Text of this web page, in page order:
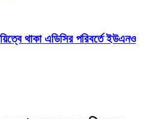
থাকা এডিসির পরিবর্তে ইউএনও